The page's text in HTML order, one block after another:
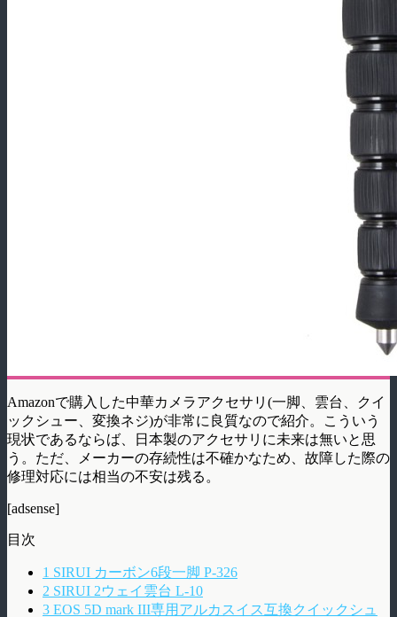
Amazonで購入した中華カメラアクセサリ(一脚、雲台、クイ
ックシュー、変換ネジ)が非常に良質なので紹介。こういう
現状であるならば、日本製のアクセサリに未来は無いと思
う。ただ、メーカーの存続性は不確かなため、故障した際の
修理対応には相当の不安は残る。
[adsense]
目次
1 SIRUI カーボン6段一脚 P-326
2 SIRUI 2ウェイ雲台 L-10
3 EOS 5D mark III専用アルカスイス互換クイックシュ